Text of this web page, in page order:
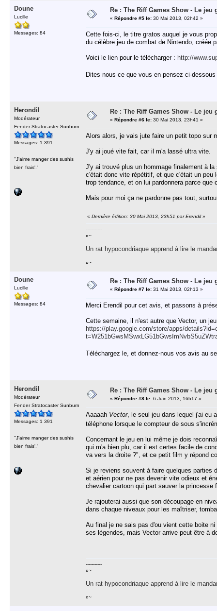
Doune
Lucille
Messages: 84
Re : The Riff Games Show - Le jeu
« Répondre #5 le: 30 Mai 2013, 02h42 »
Cette fois-ci, le titre gratos auquel je vous
du célèbre jeu de combat de Nintendo, créée
Voici le lien pour le télécharger : http://
Dites nous ce que vous en pensez ci-
Herondil
Modérateur
Fender Stratocaster Sunburn
Messages: 1 391
''J'aime manger des sushis
bien frais'.'
Re : The Riff Games Show - Le jeu
« Répondre #6 le: 30 Mai 2013, 23h41 »
Alors alors, je vais jute faire un petit topo sur
J'y ai joué vite fait, car il m'a lassé ultra vite.
J'y ai trouvé plus un hommage finalement à
c'était donc vite répétitif, et que c'était un peu
trop tendance, et on lui pardonnera parce que
Mais pour moi ça ne pardonne pas tout,
« Dernière édition: 30 Mai 2013, 23h51 par Erendil»
-----------
¤~
Un rat hypocondriaque apprend à lire le
¤~
Doune
Lucille
Messages: 84
Re : The Riff Games Show - Le jeu
« Répondre #7 le: 31 Mai 2013, 02h13 »
Merci Erendil pour cet avis, et passons à
Cette semaine, il n'est autre que Vector, un
https://play.google.com/store/apps/
Téléchargez le, et donnez-nous vos avis au
Herondil
Modérateur
Fender Stratocaster Sunburn
Messages: 1 391
''J'aime manger des sushis
bien frais'.'
Re : The Riff Games Show - Le jeu
« Répondre #8 le: 6 Juin 2013, 16h17 »
Aaaaah Vector, le seul jeu dans lequel j'ai eu
téléphone lorsque le compteur de sous
Concernant le jeu en lui même je dois
qui m'a bien plu, car il est certes facile de
va vers la droite ?", et ce petit film y répond
Si je reviens souvent à faire quelques parties
et aérien pour ne pas devenir vite odieux et
chevalier cartoon qui part sauver la princesse
Je rajouterai aussi que son découpage en
dans chaque niveaux pour les maîtriser,
Au final je ne sais pas d'ou vient cette boite
ses légendes, mais Vector arrive peut être à
-----------
¤~
Un rat hypocondriaque apprend à lire le
¤~